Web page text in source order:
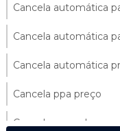
Cancela automática
Cancela automática
Cancela automática
Cancela ppa preço
Cancela ppa valor